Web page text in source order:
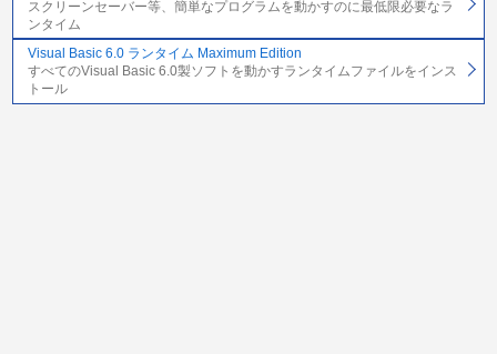
スクリーンセーバー等、簡単なプログラムを動かすのに最低限必要なラ
ンタイム
Visual Basic 6.0 ランタイム Maximum Edition
すべてのVisual Basic 6.0製ソフトを動かすランタイムファイルをインス
トール